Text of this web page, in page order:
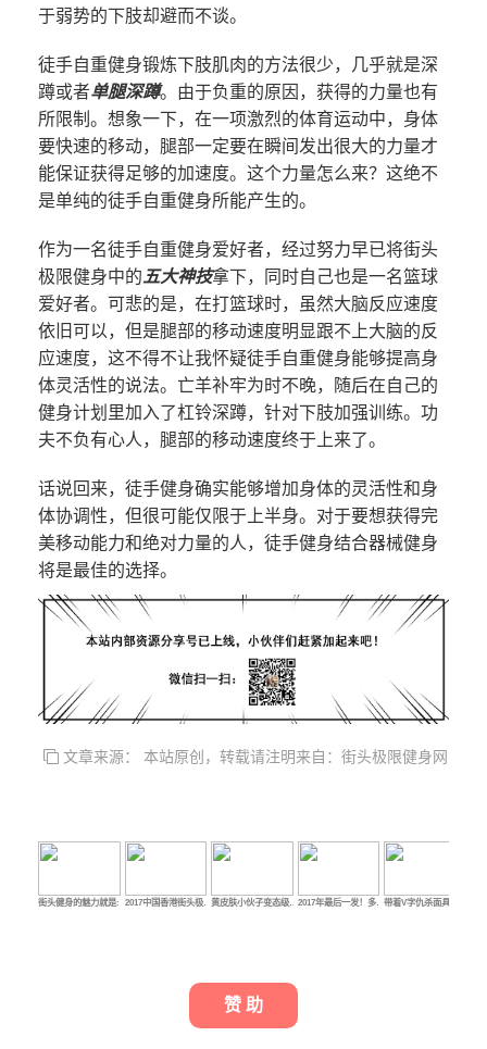
于弱势的下肢却避而不谈。
徒手自重健身锻炼下肢肌肉的方法很少，几乎就是深
蹲或者单腿深蹲。由于负重的原因，获得的力量也有
所限制。想象一下，在一项激烈的体育运动中，身体
要快速的移动，腿部一定要在瞬间发出很大的力量才
能保证获得足够的加速度。这个力量怎么来？这绝不
是单纯的徒手自重健身所能产生的。
作为一名徒手自重健身爱好者，经过努力早已将街头
极限健身中的五大神技拿下，同时自己也是一名篮球
爱好者。可悲的是，在打篮球时，虽然大脑反应速度
依旧可以，但是腿部的移动速度明显跟不上大脑的反
应速度，这不得不让我怀疑徒手自重健身能够提高身
体灵活性的说法。亡羊补牢为时不晚，随后在自己的
健身计划里加入了杠铃深蹲，针对下肢加强训练。功
夫不负有心人，腿部的移动速度终于上来了。
话说回来，徒手健身确实能够增加身体的灵活性和身
体协调性，但很可能仅限于上半身。对于要想获得完
美移动能力和绝对力量的人，徒手健身结合器械健身
将是最佳的选择。
文章来源： 本站原创，转载请注明来自：街头极限健身网
街头健身的魅力就是:…2017中国香港街头极…黄皮肤小伙子变态级…2017年最后一发！多…带着V字仇杀面具的街…
赞 助